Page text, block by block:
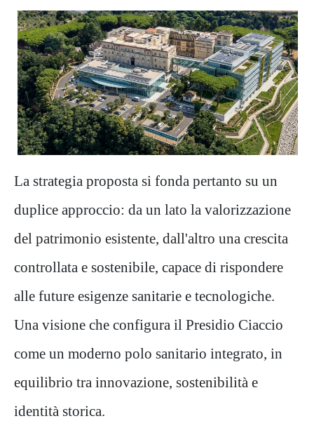
La strategia proposta si fonda pertanto su un
duplice approccio: da un lato la valorizzazione
del patrimonio esistente, dall'altro una crescita
controllata e sostenibile, capace di rispondere
alle future esigenze sanitarie e tecnologiche.
Una visione che configura il Presidio Ciaccio
come un moderno polo sanitario integrato, in
equilibrio tra innovazione, sostenibilità e
identità storica.